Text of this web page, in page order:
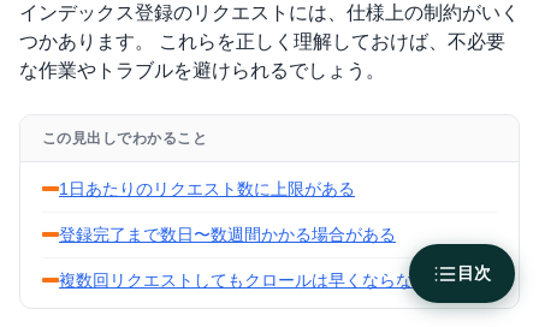
インデックス登録のリクエストには、仕様上の制約がいく
つかあります。 これらを正しく理解しておけば、不必要
な作業やトラブルを避けられるでしょう。
この見出しでわかること
1日あたりのリクエスト数に上限がある
登録完了まで数日〜数週間かかる場合がある
複数回リクエストしてもクロールは早くならない 目次